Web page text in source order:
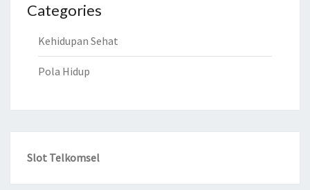
Categories
Kehidupan Sehat
Pola Hidup
Slot Telkomsel